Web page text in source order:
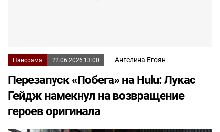
Панорама 22.06.2026 13:00 Ангелина Егоян
Перезапуск «Побега» на Hulu: Лукас
Гейдж намекнул на возвращение
героев оригинала